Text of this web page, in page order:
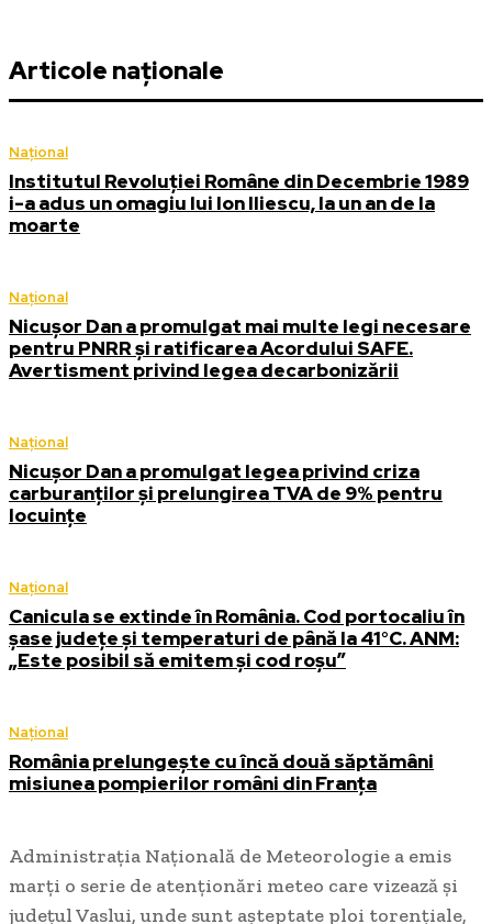
Articole naționale
Național
Institutul Revoluției Române din Decembrie 1989
i-a adus un omagiu lui Ion Iliescu, la un an de la
moarte
Național
Nicușor Dan a promulgat mai multe legi necesare
pentru PNRR și ratificarea Acordului SAFE.
Avertisment privind legea decarbonizării
Național
Nicușor Dan a promulgat legea privind criza
carburanților și prelungirea TVA de 9% pentru
locuințe
Național
Canicula se extinde în România. Cod portocaliu în
șase județe și temperaturi de până la 41°C. ANM:
„Este posibil să emitem și cod roșu”
Național
România prelungește cu încă două săptămâni
misiunea pompierilor români din Franța
Administrația Națională de Meteorologie a emis
marți o serie de atenționări meteo care vizează și
județul Vaslui, unde sunt așteptate ploi torențiale,